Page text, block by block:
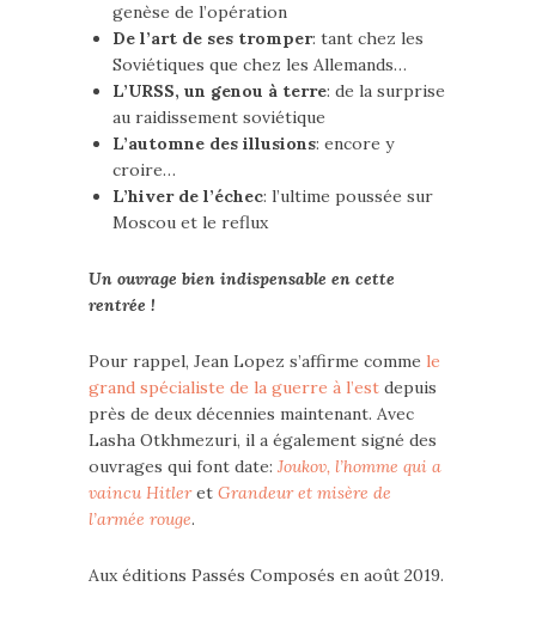
genèse de l’opération
De l’art de ses tromper: tant chez les
Soviétiques que chez les Allemands…
L’URSS, un genou à terre: de la surprise
au raidissement soviétique
L’automne des illusions: encore y
croire…
L’hiver de l’échec: l’ultime poussée sur
Moscou et le reflux
Un ouvrage bien indispensable en cette
rentrée !
Pour rappel, Jean Lopez s’affirme comme le
grand spécialiste de la guerre à l’est depuis
près de deux décennies maintenant. Avec
Lasha Otkhmezuri, il a également signé des
ouvrages qui font date: Joukov, l’homme qui a
vaincu Hitleret Grandeur et misère de
l’armée rouge.
Aux éditions Passés Composés en août 2019.